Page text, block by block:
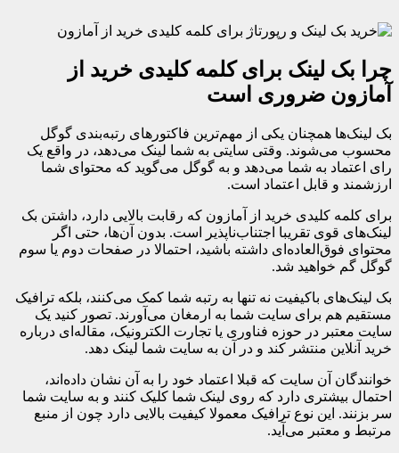
چرا بک لینک برای کلمه کلیدی خرید از
آمازون ضروری است
بک لینک‌ها همچنان یکی از مهم‌ترین فاکتورهای رتبه‌بندی گوگل
محسوب می‌شوند. وقتی سایتی به شما لینک می‌دهد، در واقع یک
رای اعتماد به شما می‌دهد و به گوگل می‌گوید که محتوای شما
ارزشمند و قابل اعتماد است.
برای کلمه کلیدی خرید از آمازون که رقابت بالایی دارد، داشتن بک
لینک‌های قوی تقریبا اجتناب‌ناپذیر است. بدون آن‌ها، حتی اگر
محتوای فوق‌العاده‌ای داشته باشید، احتمالا در صفحات دوم یا سوم
گوگل گم خواهید شد.
بک لینک‌های باکیفیت نه تنها به رتبه شما کمک می‌کنند، بلکه ترافیک
مستقیم هم برای سایت شما به ارمغان می‌آورند. تصور کنید یک
سایت معتبر در حوزه فناوری یا تجارت الکترونیک، مقاله‌ای درباره
خرید آنلاین منتشر کند و در آن به سایت شما لینک دهد.
خوانندگان آن سایت که قبلا اعتماد خود را به آن نشان داده‌اند،
احتمال بیشتری دارد که روی لینک شما کلیک کنند و به سایت شما
سر بزنند. این نوع ترافیک معمولا کیفیت بالایی دارد چون از منبع
مرتبط و معتبر می‌آید.